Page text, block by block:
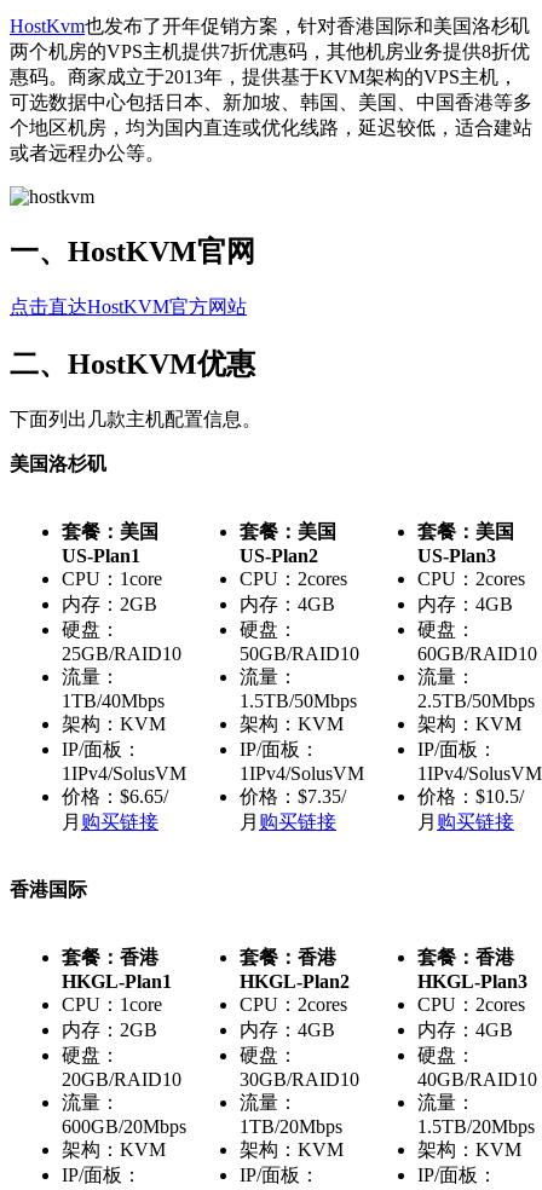
HostKvm也发布了开年促销方案，针对香港国际和美国洛杉矶
两个机房的VPS主机提供7折优惠码，其他机房业务提供8折优
惠码。商家成立于2013年，提供基于KVM架构的VPS主机，
可选数据中心包括日本、新加坡、韩国、美国、中国香港等多
个地区机房，均为国内直连或优化线路，延迟较低，适合建站
或者远程办公等。
一、HostKVM官网
点击直达HostKVM官方网站
二、HostKVM优惠
下面列出几款主机配置信息。
美国洛杉矶
套餐：美国
US-Plan1
CPU：1core
内存：2GB
硬盘：
25GB/RAID10
流量：
1TB/40Mbps
架构：KVM
IP/面板：
1IPv4/SolusVM
价格：$6.65/
月 购买链接
套餐：美国
US-Plan2
CPU：2cores
内存：4GB
硬盘：
50GB/RAID10
流量：
1.5TB/50Mbps
架构：KVM
IP/面板：
1IPv4/SolusVM
价格：$7.35/
月 购买链接
套餐：美国
US-Plan3
CPU：2cores
内存：4GB
硬盘：
60GB/RAID10
流量：
2.5TB/50Mbps
架构：KVM
IP/面板：
1IPv4/SolusVM
价格：$10.5/
月 购买链接
香港国际
套餐：香港
HKGL-Plan1
CPU：1core
内存：2GB
硬盘：
20GB/RAID10
流量：
600GB/20Mbps
架构：KVM
IP/面板：
套餐：香港
HKGL-Plan2
CPU：2cores
内存：4GB
硬盘：
30GB/RAID10
流量：
1TB/20Mbps
架构：KVM
IP/面板：
套餐：香港
HKGL-Plan3
CPU：2cores
内存：4GB
硬盘：
40GB/RAID10
流量：
1.5TB/20Mbps
架构：KVM
IP/面板：